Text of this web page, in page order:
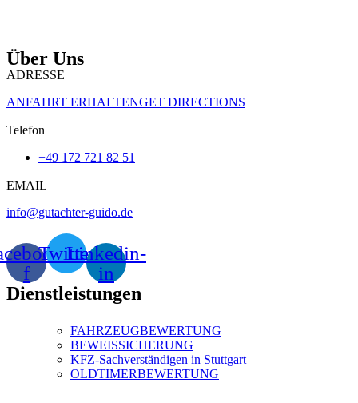
Über Uns
ADRESSE
ANFAHRT ERHALTENGET DIRECTIONS
Telefon
+49 172 721 82 51
EMAIL
info@gutachter-guido.de
f
TwitterLinkedin-
in
Dienstleistungen
FAHRZEUGBEWERTUNG
BEWEISSICHERUNG
KFZ-Sachverständigen in Stuttgart
OLDTIMERBEWERTUNG